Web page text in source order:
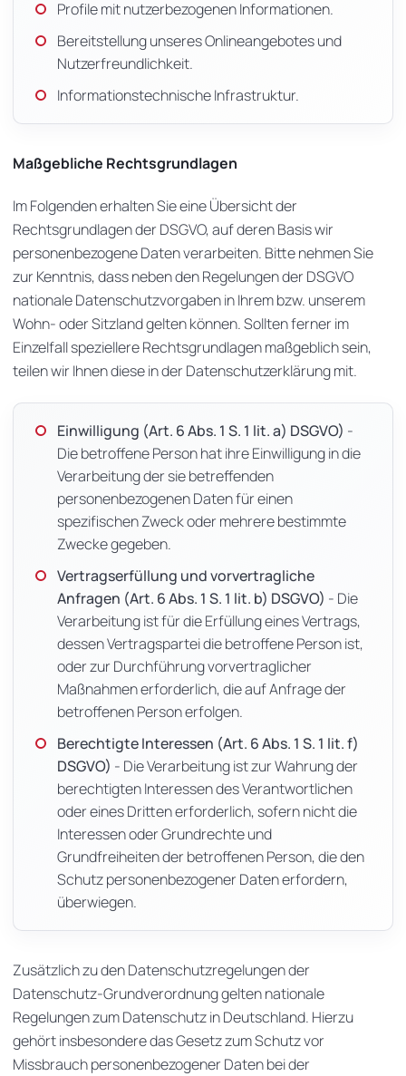
Profile mit nutzerbezogenen Informationen.
Bereitstellung unseres Onlineangebotes und
Nutzerfreundlichkeit.
Informationstechnische Infrastruktur.
Maßgebliche Rechtsgrundlagen
Im Folgenden erhalten Sie eine Übersicht der
Rechtsgrundlagen der DSGVO, auf deren Basis wir
personenbezogene Daten verarbeiten. Bitte nehmen Sie
zur Kenntnis, dass neben den Regelungen der DSGVO
nationale Datenschutzvorgaben in Ihrem bzw. unserem
Wohn- oder Sitzland gelten können. Sollten ferner im
Einzelfall speziellere Rechtsgrundlagen maßgeblich sein,
teilen wir Ihnen diese in der Datenschutzerklärung mit.
Einwilligung (Art. 6 Abs. 1 S. 1 lit. a) DSGVO) -
Die betroffene Person hat ihre Einwilligung in die
Verarbeitung der sie betreffenden
personenbezogenen Daten für einen
spezifischen Zweck oder mehrere bestimmte
Zwecke gegeben.
Vertragserfüllung und vorvertragliche
Anfragen (Art. 6 Abs. 1 S. 1 lit. b) DSGVO) - Die
Verarbeitung ist für die Erfüllung eines Vertrags,
dessen Vertragspartei die betroffene Person ist,
oder zur Durchführung vorvertraglicher
Maßnahmen erforderlich, die auf Anfrage der
betroffenen Person erfolgen.
Berechtigte Interessen (Art. 6 Abs. 1 S. 1 lit. f)
DSGVO) - Die Verarbeitung ist zur Wahrung der
berechtigten Interessen des Verantwortlichen
oder eines Dritten erforderlich, sofern nicht die
Interessen oder Grundrechte und
Grundfreiheiten der betroffenen Person, die den
Schutz personenbezogener Daten erfordern,
überwiegen.
Zusätzlich zu den Datenschutzregelungen der
Datenschutz-Grundverordnung gelten nationale
Regelungen zum Datenschutz in Deutschland. Hierzu
gehört insbesondere das Gesetz zum Schutz vor
Missbrauch personenbezogener Daten bei der